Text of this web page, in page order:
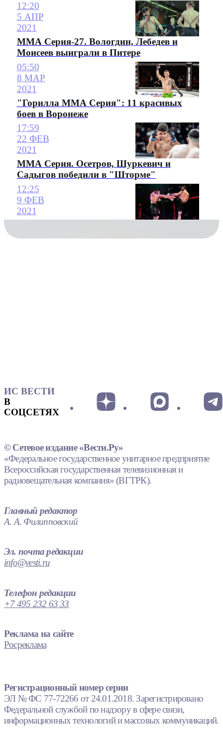
12:20
5 АПР
2021
ММА Серия-27. Вологдин, Лебедев и
Моисеев выиграли в Питере
05:50
8 МАР
2021
"Горилла ММА Серия": 11 красивых
боев в Воронеже
17:59
22 ФЕВ
2021
ММА Серия. Осетров, Шуркевич и
Садыгов победили в "Шторме"
12:25
9 ФЕВ
2021
ИС ВЕСТИ
В
СОЦСЕТЯХ
© Сетевое издание «Вести.Ру»
«Федеральное государственное унитарное предприятие
Всероссийская государственная телевизионная и
радиовещательная компания» (ВГТРК).
Главный редактор
А. А. Филипповский
Эл. почта редакции
info@vesti.ru
Телефон редакции
+7 495 232 63 33
Реклама на сайте
Росреклама
Регистрационный номер серии
ЭЛ № ФС 77-72266 от 24.01.2018. Зарегистрировано
Федеральной службой по надзору в сфере связи,
информационных технологий и массовых коммуникаций.